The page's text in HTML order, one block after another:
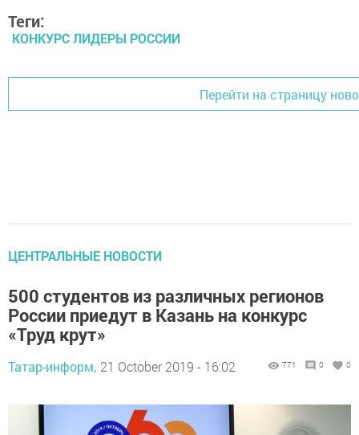
Теги:
КОНКУРС ЛИДЕРЫ РОССИИ
Перейти на страницу
ЦЕНТРАЛЬНЫЕ НОВОСТИ
500 студентов из различных регионов
России приедут в Казань на конкурс
«Труд крут»
Татар-информ, 21 October 2019 - 16:02 771 0 0